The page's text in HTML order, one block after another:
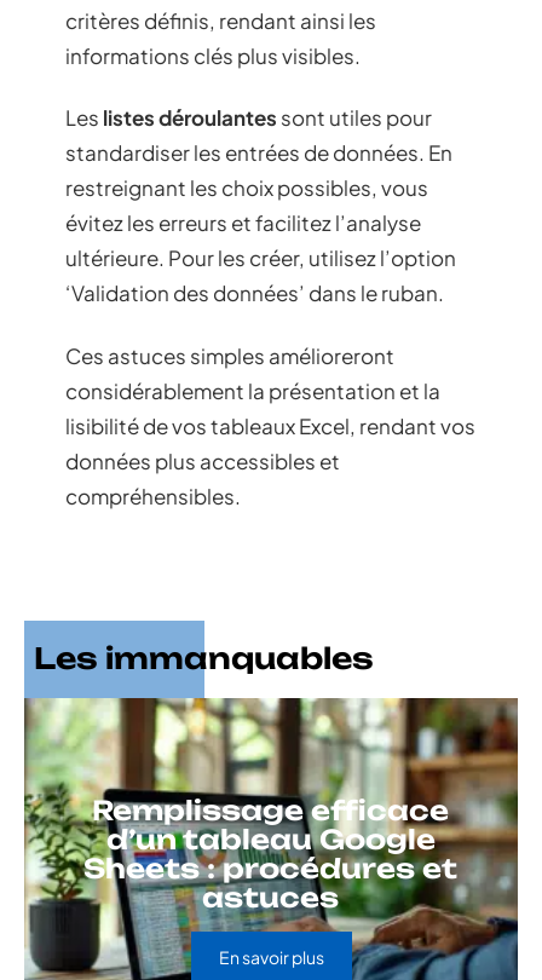
critères définis, rendant ainsi les
informations clés plus visibles.
Les listes déroulantes sont utiles pour
standardiser les entrées de données. En
restreignant les choix possibles, vous
évitez les erreurs et facilitez l’analyse
ultérieure. Pour les créer, utilisez l’option
‘Validation des données’ dans le ruban.
Ces astuces simples amélioreront
considérablement la présentation et la
lisibilité de vos tableaux Excel, rendant vos
données plus accessibles et
compréhensibles.
Les immanquables
Remplissage efficace
d’un tableau Google
Sheets : procédures et
astuces
En savoir plus